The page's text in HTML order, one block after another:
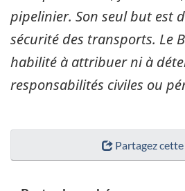
pipelinier. Son seul but est
sécurité des transports. Le
habilité à attribuer ni à
responsabilités civiles ou
Partagez